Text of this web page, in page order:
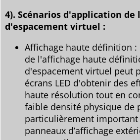
4). Scénarios d'application de
d'espacement virtuel :
Affichage haute définition
de l'affichage haute
d'espacement virtuel peut
écrans LED d'obtenir des
haute résolution tout en
faible densité physique de
particulièrement important
panneaux d’affichage